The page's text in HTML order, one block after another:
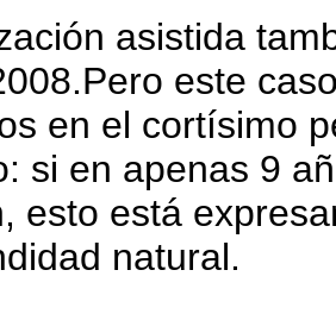
asistida
este
en el cortísimo
si en apenas 9
esto está
natural.